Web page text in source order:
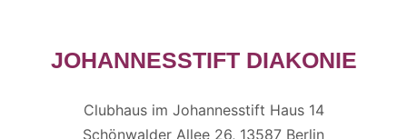
JOHANNESSTIFT DIAKONIE
Clubhaus im Johannesstift Haus 14
Schönwalder Allee 26, 13587 Berlin